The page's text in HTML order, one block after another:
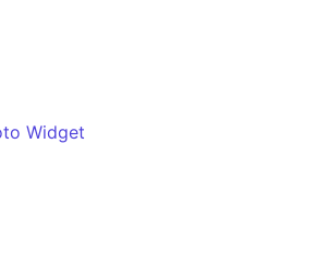
Widget